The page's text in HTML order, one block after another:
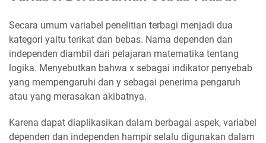
Secara umum variabel penelitian terbagi menjadi dua
kategori yaitu terikat dan bebas. Nama dependen dan
independen diambil dari pelajaran matematika tentang
logika. Menyebutkan bahwa x sebagai indikator penyebab
yang mempengaruhi dan y sebagai penerima pengaruh
atau yang merasakan akibatnya.
Karena dapat diaplikasikan dalam berbagai aspek, variabel
dependen dan independen hampir selalu digunakan dalam